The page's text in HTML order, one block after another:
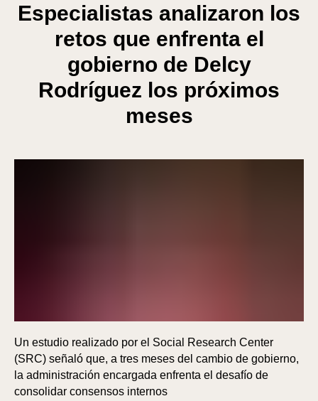
Especialistas analizaron los
retos que enfrenta el
gobierno de Delcy
Rodríguez los próximos
meses
Un estudio realizado por el Social Research Center
(SRC) señaló que, a tres meses del cambio de gobierno,
la administración encargada enfrenta el desafío de
consolidar consensos internos